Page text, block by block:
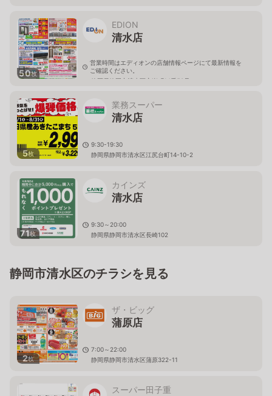
50枚
EDION
清水店
営業時間はエディオンの店舗情報ページにて最新情報を
ご確認ください。
静岡県静岡市清水区永楽町14番50号
5枚
業務スーパー
清水店
9:30-19:30
静岡県静岡市清水区江尻台町14-10-2
71枚
カインズ
清水店
9:30～20:00
静岡県静岡市清水区長崎102
静岡市清水区のチラシを見る
2枚
ザ・ビッグ
蒲原店
7:00～22:00
静岡県静岡市清水区蒲原322-11
スーパー田子重